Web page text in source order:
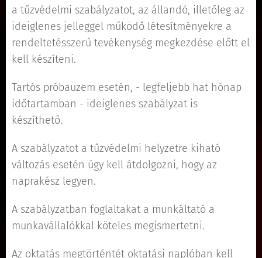
a tűzvédelmi szabályzatot, az állandó, illetőleg az
ideiglenes jelleggel működő létesítményekre a
rendeltetésszerű tevékenység megkezdése előtt el
kell készíteni.
Tartós próbaüzem esetén, - legfeljebb hat hónap
időtartamban - ideiglenes szabályzat is
készíthető.
A szabályzatot a tűzvédelmi helyzetre kiható
változás esetén úgy kell átdolgozni, hogy az
naprakész legyen.
A szabályzatban foglaltakat a munkáltató a
munkavállalókkal köteles megismertetni.
Az oktatás megtörténtét oktatási naplóban kell